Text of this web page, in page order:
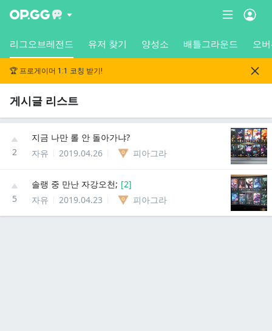
리그오브레전드 유저 찾기 양성소 배틀그라운드 오
🏆 프로게이머 1:1 코칭 받기!
게시글 리스트
2
지금 나만 롤 안 돌아가냐?
자유
2019.04.26 피아그라
5
솔랭 중 만난 자강오천; [2]
자유
2019.04.23 피아그라